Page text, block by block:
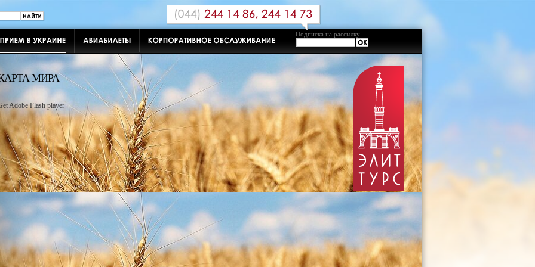
Подписка на рассылку
МИРА
Adobe Flash player